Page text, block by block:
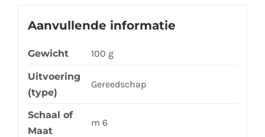
Aanvullende informatie
Gewicht 100 g
Uitvoering
(type)
Gereedschap
Schaal of
Maat
m 6